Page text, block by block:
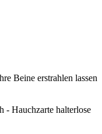
Beine erstrahlen lassen
- Hauchzarte halterlose